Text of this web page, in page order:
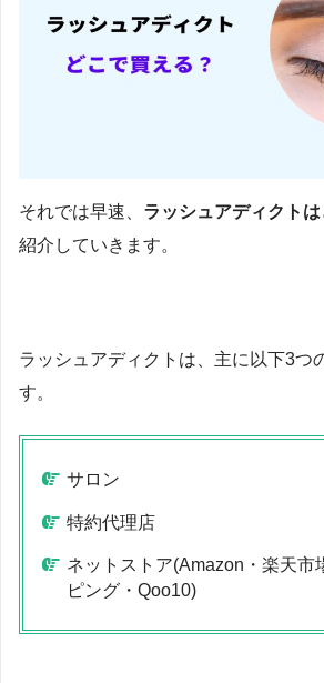
それでは早速、 ラッシュアディクト
紹介していきます。
ラッシュアディクトは、主に以下3つ
す。
サロン
特約代理店
ネットストア(Amazon・楽天市
ピング・Qoo10)